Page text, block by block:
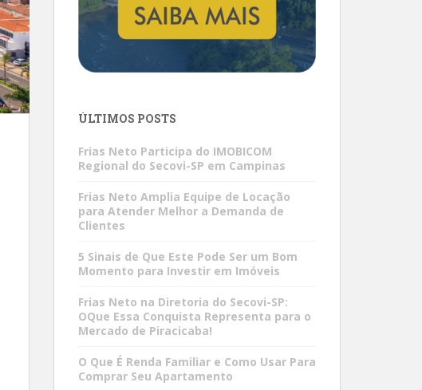
ÚLTIMOS POSTS
Frias Neto Participa do IMOBICOM
Regional do Secovi-SP em Campinas
Frias Neto Amplia Equipe de Locação
para Atender Melhor a Demanda de
Clientes
5 Sinais de Que Este Pode Ser um Bom
Momento para Investir em Imóveis
Frias Neto na Diretoria do Secovi-SP:
OQue Essa Conquista Representa para o
Mercado de Piracicaba!
O Que É Renda Familiar e Como Usar Para
Comprar Seu Apartamento